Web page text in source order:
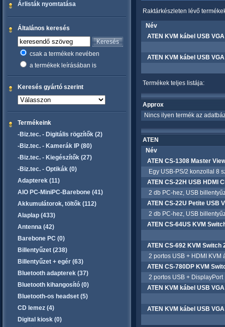
Árlisták nyomtatása
Általános keresés
csak a termékek nevében
a termékek leírásában is
Keresés gyártó szerint
Termékeink
-Biz.tec. - Digitális rögzítők (2)
-Biz.tec. - Kamerák IP (80)
-Biz.tec. - Kiegészítők (27)
-Biz.tec. - Optikák (0)
Adapterek (11)
AIO PC-MiniPC-Barebone (41)
Akkumulátorok, töltők (112)
Alaplap (433)
Antenna (42)
Barebone PC (0)
Billentyűzet (238)
Billentyűzet + egér (63)
Bluetooth adapterek (37)
Bluetooth kihangosító (0)
Bluetooth-os headset (5)
CD lemez (4)
Digital kiosk (0)
Raktárkészleten lévő
Név
ATEN KVM kábel USB
ATEN KVM kábel USB
Termékek teljes listája:
Approx
Nincs ilyen termék az
ATEN
Név
ATEN CS-1308 Master
Egy USB-PS/2 konzollal 8
ATEN CS-22H USB HDMI
2 db PC-hez, USB
ATEN CS-22U Petite USB
2 db PC-hez, USB
ATEN CS-64US KVM
ATEN CS-692 KVM Switch
2 portos USB + HDMI KVM
ATEN CS-780DP KVM
2 portos USB + DisplayPort
ATEN KVM kábel USB
ATEN KVM kábel USB